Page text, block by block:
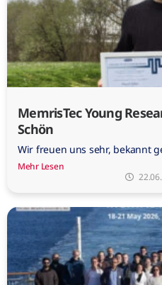
MemrisTec Young
Schön
Wir freuen uns sehr, bekannt
Mehr Lesen